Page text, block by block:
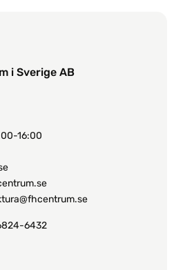
i Sverige AB
16:00
6432